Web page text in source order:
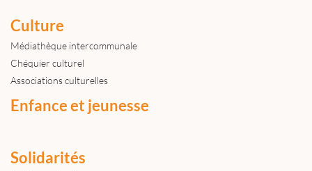
Culture
Médiathèque intercommunale
Chéquier culturel
Associations culturelles
Enfance et jeunesse
Solidarités